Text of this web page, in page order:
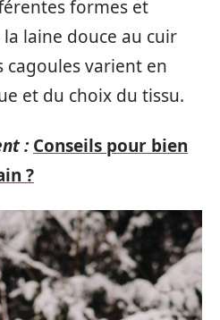
formes et
laine douce au cuir
cagoules varient en
et du choix du tissu.
: Conseils pour bien
?